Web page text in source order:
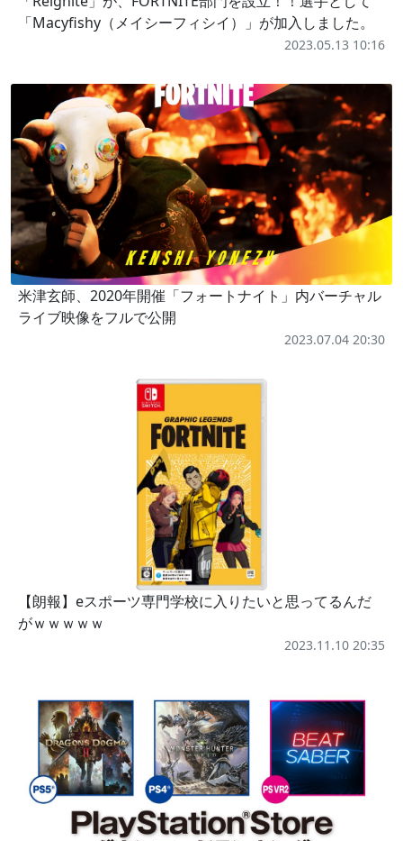
「Macyfishy（メイシーフィシイ）」が加入しました。
2023.05.13 10:16
米津玄師、2020年開催「フォートナイト」内バーチャル
ライブ映像をフルで公開
2023.07.04 20:30
【朗報】eスポーツ専門学校に入りたいと思ってるんだ
がｗｗｗｗｗ
2023.11.10 20:35